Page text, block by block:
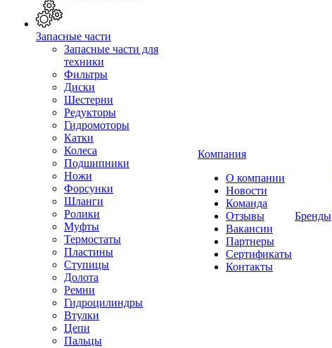
Запасные части
Запасные части для
техники
Фильтры
Диски
Шестерни
Редукторы
Гидромоторы
Катки
Колеса
Подшипники
Ножи
Форсунки
Шланги
Ролики
Муфты
Термостаты
Пластины
Ступицы
Долота
Ремни
Гидроцилиндры
Втулки
Цепи
Пальцы
Компания
О компании
Новости
Команда
Отзывы
Вакансии
Партнеры
Сертификаты
Контакты
Бренды